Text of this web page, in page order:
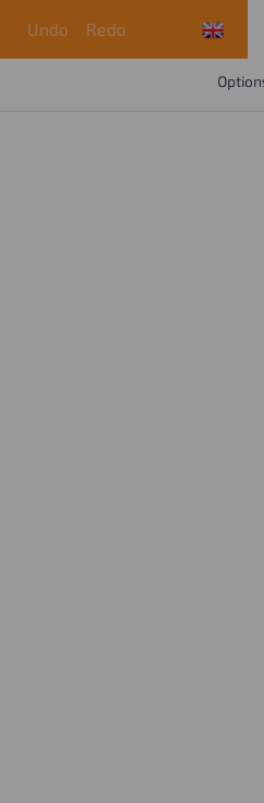
Undo Redo